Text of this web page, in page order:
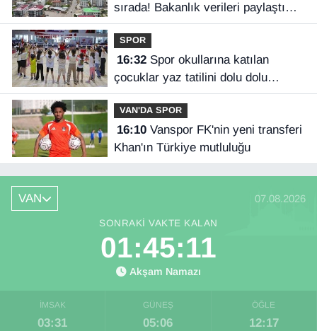
sırada! Bakanlık verileri paylaştı…
SPOR
16:32Spor okullarına katılan
çocuklar yaz tatilini dolu dolu
geçiriyor
VAN'DA SPOR
16:10Vanspor FK'nin yeni transferi
Khan'ın Türkiye mutluluğu
VAN 07.08.2026
SONRAKI VAKTE KALAN
01:45:11
Akşam Namazı
İMSAK
03:31
GÜNEŞ
05:06
ÖĞLE
12:17